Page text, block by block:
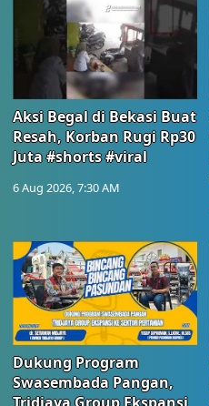
Aksi Begal di Bekasi Buat
Resah, Korban Rugi Rp30
Juta #shorts #viral
6 Aug 2026, 7:30 AM
Dukung Program
Swasembada Pangan,